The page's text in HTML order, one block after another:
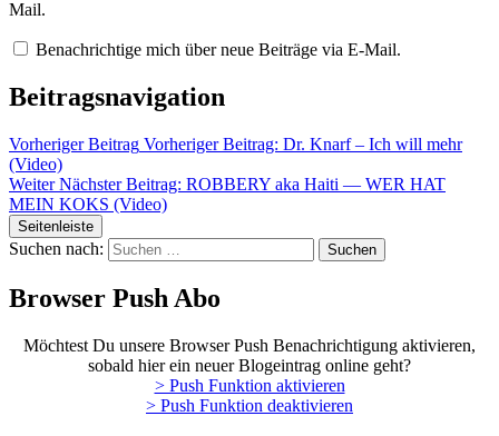
Mail.
Benachrichtige mich über neue Beiträge via E-Mail.
Beitragsnavigation
Vorheriger Beitrag Vorheriger Beitrag: Dr. Knarf – Ich will mehr
(Video)
Weiter Nächster Beitrag: ROBBERY aka Haiti — WER HAT
MEIN KOKS (Video)
Seitenleiste
Suchen nach:
Browser Push Abo
Möchtest Du unsere Browser Push Benachrichtigung aktivieren,
sobald hier ein neuer Blogeintrag online geht?
> Push Funktion aktivieren
> Push Funktion deaktivieren